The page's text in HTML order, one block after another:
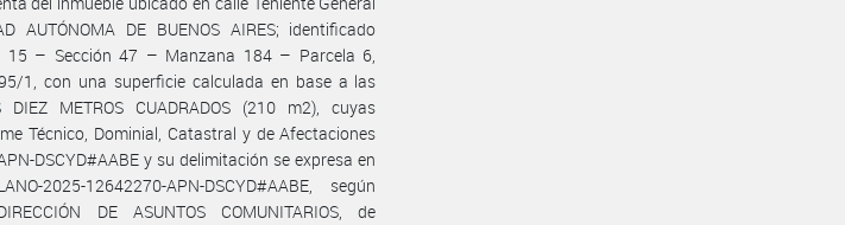
AUTÓNOMA DE BUENOS AIRES; identificado
15 – Sección 47 – Manzana 184 – Parcela 6,
1, con una superficie calculada en base a las
METROS CUADRADOS (210 m2), cuyas
Técnico, Dominial, Catastral y de Afectaciones
DSCYD#AABE y su delimitación se expresa en
2025-12642270-APN-DSCYD#AABE, según
DE ASUNTOS COMUNITARIOS, de